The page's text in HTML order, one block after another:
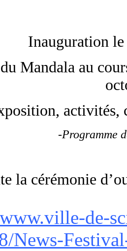
Inauguration
Mandala au
activités,
-Programme
la cérémonie
de-
News-